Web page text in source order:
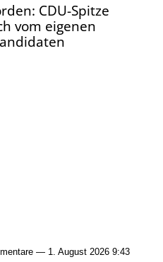
CDU-Spitze
vom eigenen
— 1. August 2026 9:43